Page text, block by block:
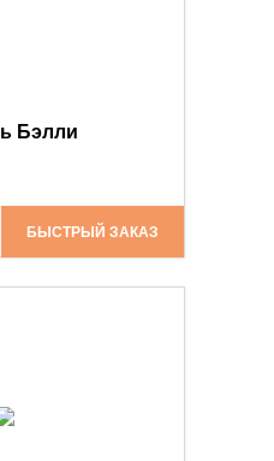
Бэлли
БЫСТРЫЙ ЗАКАЗ